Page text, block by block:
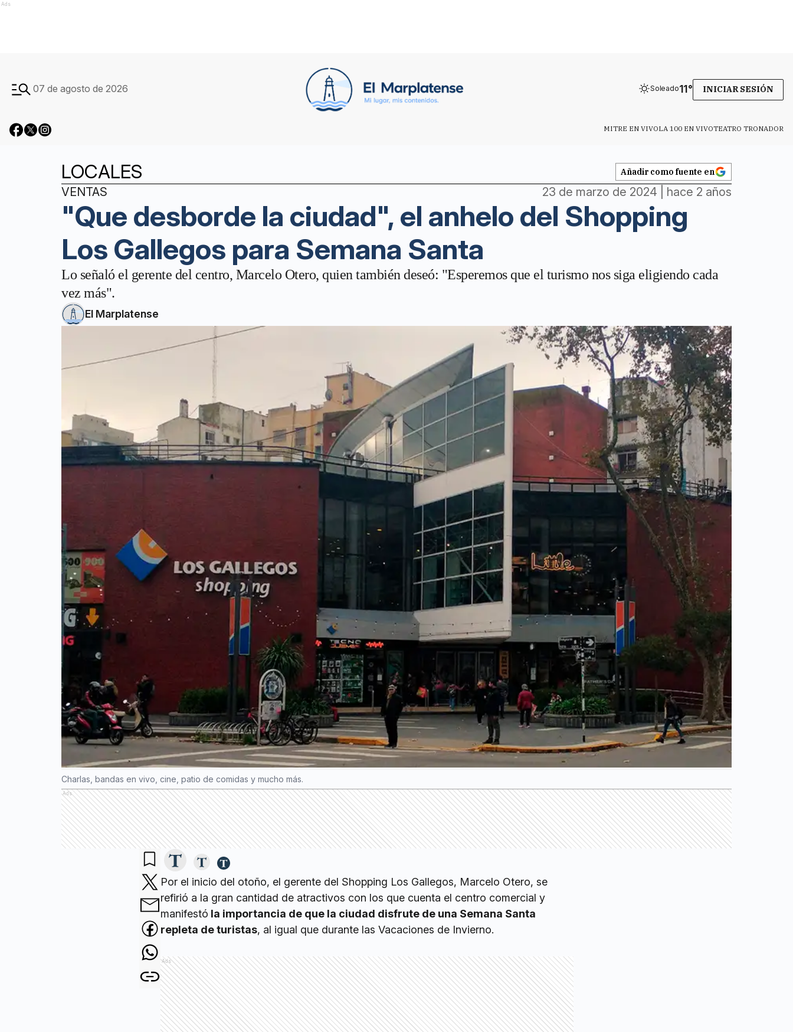
Ads
07 de agosto de 2026 Soleado11° INICIAR SESIÓN
MITRE EN VIVOLA 100 EN VIVOTEATRO TRONADOR
LOCALES Añadir como fuente en
VENTAS 23 de marzo de 2024 | hace 2 años
"Que desborde la ciudad", el anhelo del Shopping
Los Gallegos para Semana Santa
Lo señaló el gerente del centro, Marcelo Otero, quien también deseó: "Esperemos que el turismo nos siga eligiendo cada
vez más".
El Marplatense
Charlas, bandas en vivo, cine, patio de comidas y mucho más.
Ads
Por el inicio del otoño, el gerente del Shopping Los Gallegos, Marcelo Otero, se
refirió a la gran cantidad de atractivos con los que cuenta el centro comercial y
manifestó la importancia de que la ciudad disfrute de una Semana Santa
repleta de turistas, al igual que durante las Vacaciones de Invierno.
Ads